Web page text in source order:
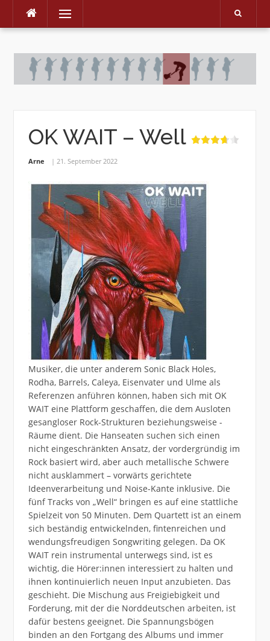
Skip
Menu
OK WAIT – Well
Arne 21. September 2022
Musiker, die unter anderem Sonic Black Holes,
Rodha, Barrels, Caleya, Eisenvater und Ulme als
Referenzen anführen können, haben sich mit OK
WAIT eine Plattform geschaffen, die dem Ausloten
gesangloser Rock-Strukturen beziehungsweise -
Räume dient. Die Hanseaten suchen sich einen
nicht eingeschränkten Ansatz, der vordergründig im
Rock basiert wird, aber auch metallische Schwere
nicht ausklammert – vorwärts gerichtete
Ideenverarbeitung und Noise-Kante inklusive. Die
fünf Tracks von „Well“ bringen es auf eine stattliche
Spielzeit von 50 Minuten. Dem Quartett ist an einem
sich beständig entwickelnden, fintenreichen und
wendungsfreudigen Songwriting gelegen. Da OK
WAIT rein instrumental unterwegs sind, ist es
wichtig, die Hörer:innen interessiert zu halten und
ihnen kontinuierlich neuen Input anzubieten. Das
geschieht. Die Mischung aus Freigiebigkeit und
Forderung, mit der die Norddeutschen arbeiten, ist
dafür bestens geeignet. Die Spannungsbögen
binden an den Fortgang des Albums und immer